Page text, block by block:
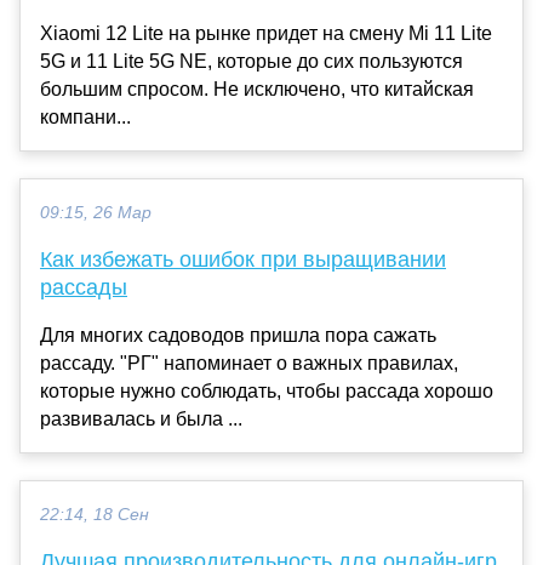
Xiaomi 12 Lite на рынке придет на смену Mi 11 Lite
5G и 11 Lite 5G NE, которые до сих пользуются
большим спросом. Не исключено, что китайская
компани...
09:15, 26 Мар
Как избежать ошибок при выращивании
рассады
Для многих садоводов пришла пора сажать
рассаду. "РГ" напоминает о важных правилах,
которые нужно соблюдать, чтобы рассада хорошо
развивалась и была ...
22:14, 18 Сен